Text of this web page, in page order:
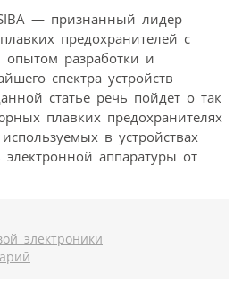
— признанный лидер
предохранителей с
разработки и
спектра устройств
статье речь пойдет о так
плавких предохранителях
в устройствах
аппаратуры от
электроники